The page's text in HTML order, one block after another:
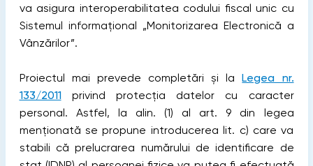
va asigura interoperabilitatea codului fiscal unic cu
Sistemul informațional „Monitorizarea Electronică a
Vânzărilor”.
Proiectul mai prevede completări și laLegea nr.
133/2011privind protecția datelor cu caracter
personal. Astfel, la alin. (1) al art. 9 din legea
menționată se propune introducerea lit. c) care va
stabili că prelucrarea numărului de identificare de